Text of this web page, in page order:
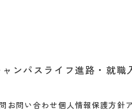
ンパスライフ進路・就職
お問い合わせ個人情報保護方針